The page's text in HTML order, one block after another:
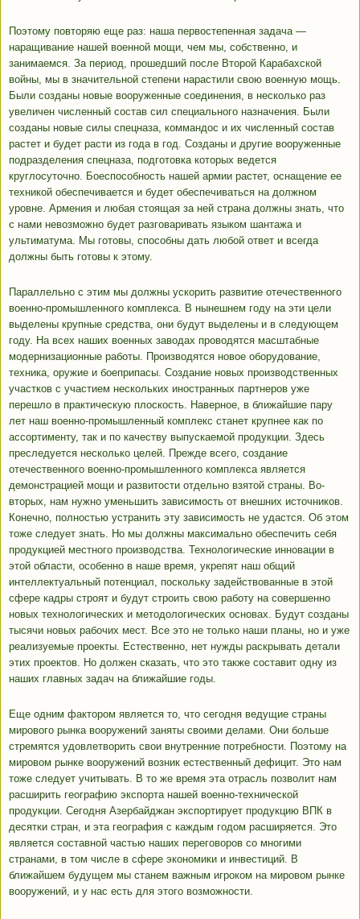
Поэтому повторяю еще раз: наша первостепенная задача —
наращивание нашей военной мощи, чем мы, собственно, и
занимаемся. За период, прошедший после Второй Карабахской
войны, мы в значительной степени нарастили свою военную мощь.
Были созданы новые вооруженные соединения, в несколько раз
увеличен численный состав сил специального назначения. Были
созданы новые силы спецназа, коммандоc и их численный состав
растет и будет расти из года в год. Созданы и другие вооруженные
подразделения спецназа, подготовка которых ведется
круглосуточно. Боеспособность нашей армии растет, оснащение ее
техникой обеспечивается и будет обеспечиваться на должном
уровне. Армения и любая стоящая за ней страна должны знать, что
с нами невозможно будет разговаривать языком шантажа и
ультиматума. Мы готовы, способны дать любой ответ и всегда
должны быть готовы к этому.
Параллельно с этим мы должны ускорить развитие отечественного
военно-промышленного комплекса. В нынешнем году на эти цели
выделены крупные средства, они будут выделены и в следующем
году. На всех наших военных заводах проводятся масштабные
модернизационные работы. Производятся новое оборудование,
техника, оружие и боеприпасы. Создание новых производственных
участков с участием нескольких иностранных партнеров уже
перешло в практическую плоскость. Наверное, в ближайшие пару
лет наш военно-промышленный комплекс станет крупнее как по
ассортименту, так и по качеству выпускаемой продукции. Здесь
преследуется несколько целей. Прежде всего, создание
отечественного военно-промышленного комплекса является
демонстрацией мощи и развитости отдельно взятой страны. Во-
вторых, нам нужно уменьшить зависимость от внешних источников.
Конечно, полностью устранить эту зависимость не удастся. Об этом
тоже следует знать. Но мы должны максимально обеспечить себя
продукцией местного производства. Технологические инновации в
этой области, особенно в наше время, укрепят наш общий
интеллектуальный потенциал, поскольку задействованные в этой
сфере кадры строят и будут строить свою работу на совершенно
новых технологических и методологических основах. Будут созданы
тысячи новых рабочих мест. Все это не только наши планы, но и уже
реализуемые проекты. Естественно, нет нужды раскрывать детали
этих проектов. Но должен сказать, что это также составит одну из
наших главных задач на ближайшие годы.
Еще одним фактором является то, что сегодня ведущие страны
мирового рынка вооружений заняты своими делами. Они больше
стремятся удовлетворить свои внутренние потребности. Поэтому на
мировом рынке вооружений возник естественный дефицит. Это нам
тоже следует учитывать. В то же время эта отрасль позволит нам
расширить географию экспорта нашей военно-технической
продукции. Сегодня Азербайджан экспортирует продукцию ВПК в
десятки стран, и эта география с каждым годом расширяется. Это
является составной частью наших переговоров со многими
странами, в том числе в сфере экономики и инвестиций. В
ближайшем будущем мы станем важным игроком на мировом рынке
вооружений, и у нас есть для этого возможности.